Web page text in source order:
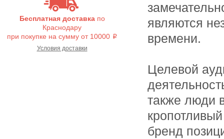
Бесплатная доставкапо
Краснодару
при покупке на сумму от 10000 i
Условия доставки
являются
времени.
Целевой
также люди
бренд